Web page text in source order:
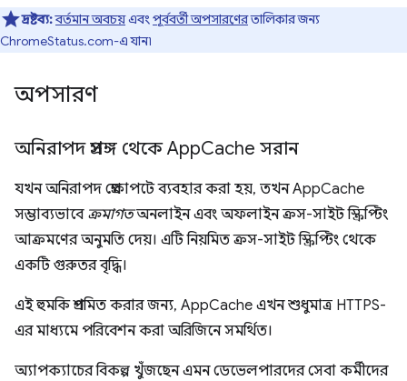
দ্রষ্টব্য:বর্তমান অবচয়এবংপূর্ববর্তী অপসারণেরতালিকার জন্য
ChromeStatus.com-এ যান৷
অপসারণ
অনিরাপদ প্রসঙ্গ থেকে AppCache সরান
যখন অনিরাপদ প্রেক্ষাপটে ব্যবহার করা হয়, তখন AppCache
সম্ভাব্যভাবে ক্রমাগতঅনলাইন এবং অফলাইন ক্রস-সাইট স্ক্রিপ্টিং
আক্রমণের অনুমতি দেয়। এটি নিয়মিত ক্রস-সাইট স্ক্রিপ্টিং থেকে
একটি গুরুতর বৃদ্ধি।
এই হুমকি প্রশমিত করার জন্য, AppCache এখন শুধুমাত্র HTTPS-
এর মাধ্যমে পরিবেশন করা অরিজিনে সমর্থিত।
অ্যাপক্যাচের বিকল্প খুঁজছেন এমন ডেভেলপারদের সেবা কর্মীদের